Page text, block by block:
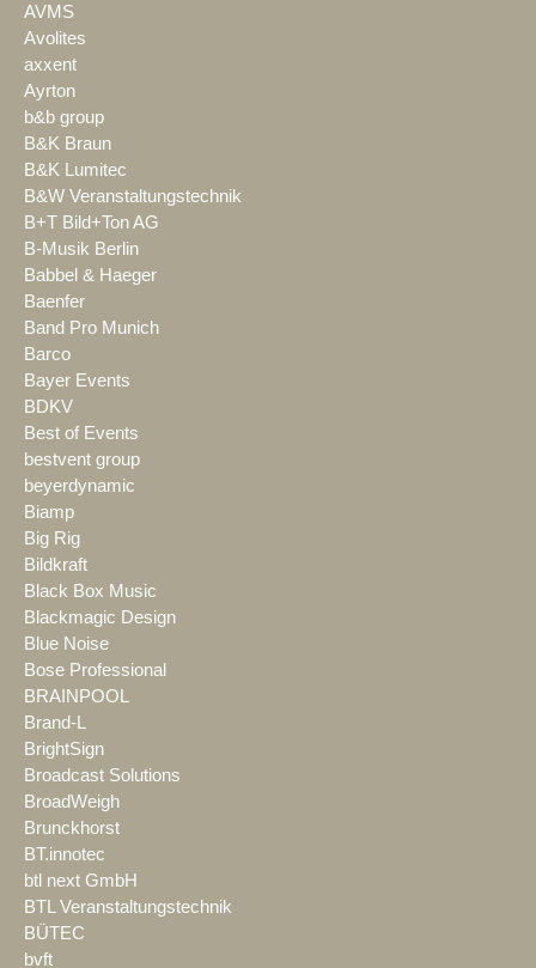
AVMS
Avolites
axxent
Ayrton
b&b group
B&K Braun
B&K Lumitec
B&W Veranstaltungstechnik
B+T Bild+Ton AG
B-Musik Berlin
Babbel & Haeger
Baenfer
Band Pro Munich
Barco
Bayer Events
BDKV
Best of Events
bestvent group
beyerdynamic
Biamp
Big Rig
Bildkraft
Black Box Music
Blackmagic Design
Blue Noise
Bose Professional
BRAINPOOL
Brand-L
BrightSign
Broadcast Solutions
BroadWeigh
Brunckhorst
BT.innotec
btl next GmbH
BTL Veranstaltungstechnik
BÜTEC
bvft